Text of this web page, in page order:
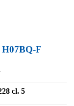
H07BQ-F
cl. 5